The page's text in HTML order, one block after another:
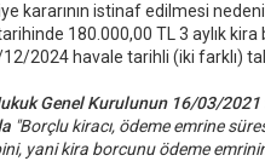
kararının istinaf edilmesi
180.000,00 TL 3 aylık
2024 havale tarihli (iki farklı)
Genel Kurulunun 16/03/
"Borçlu kiracı, ödeme emrine
yani kira borcunu ödeme